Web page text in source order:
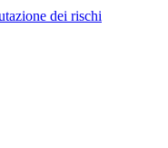
dei rischi